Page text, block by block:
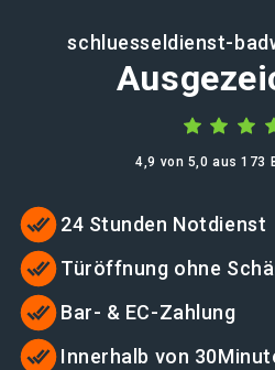
schluesseldienst-
4,9 von 5,0 aus 173
24 Stunden Notdienst
Türöffnung ohne
Bar- & EC-Zahlung
Innerhalb von